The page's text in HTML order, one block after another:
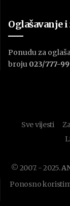
Oglašavanje
Ponudu za
broju 023/777-
Sve vijesti
© 2007. - 2025.
Ponosno